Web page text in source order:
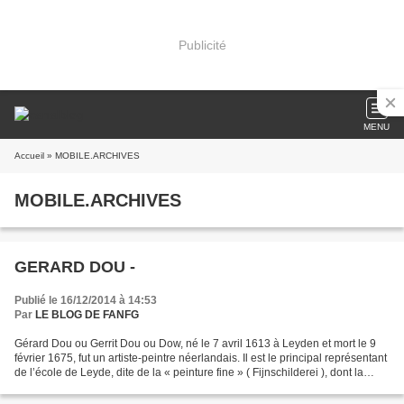
Publicité
MENU
Accueil » MOBILE.ARCHIVES
MOBILE.ARCHIVES
GERARD DOU -
Publié le 16/12/2014 à 14:53
Par LE BLOG DE FANFG
Gérard Dou ou Gerrit Dou ou Dow, né le 7 avril 1613 à Leyden et mort le 9
février 1675, fut un artiste-peintre néerlandais. Il est le principal représentant
de l’école de Leyde, dite de la « peinture fine » ( Fijnschilderei ), dont la